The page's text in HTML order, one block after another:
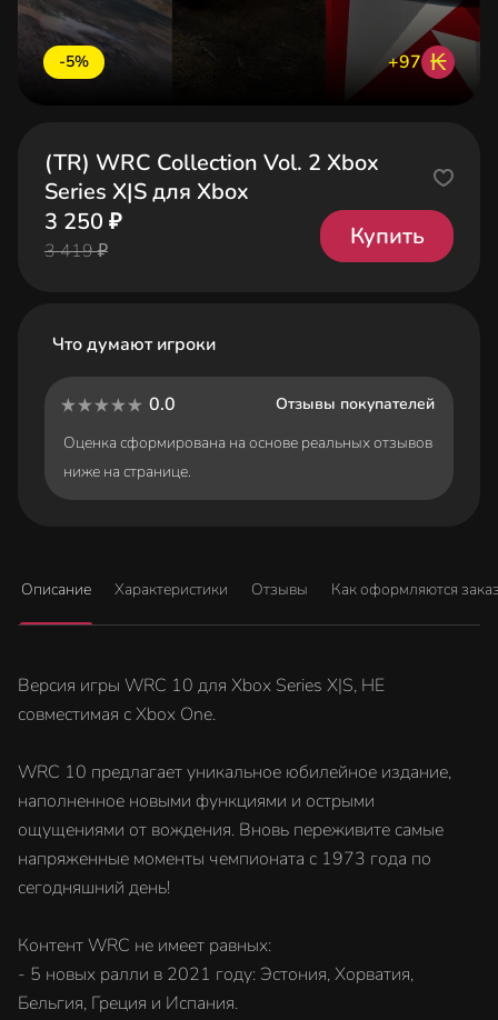
-5% +97 ₭
(TR) WRC Collection Vol. 2 Xbox
Series X|S для Xbox
3 250 ₽
3 419 ₽
Купить
Что думают игроки
0.0
Отзывы покупателей
Оценка сформирована на основе реальных отзывов
ниже на странице.
Описание Характеристики Отзывы Как оформляются
Версия игры WRC 10 для Xbox Series X|S, НЕ
совместимая с Xbox One.
WRC 10 предлагает уникальное юбилейное издание,
наполненное новыми функциями и острыми
ощущениями от вождения. Вновь переживите самые
напряженные моменты чемпионата с 1973 года по
сегодняшний день!
Контент WRC не имеет равных:
- 5 новых ралли в 2021 году: Эстония, Хорватия,
Бельгия, Греция и Испания.